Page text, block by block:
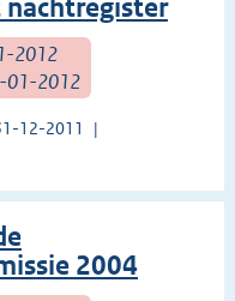
2012
01-2012
12-2011
2004